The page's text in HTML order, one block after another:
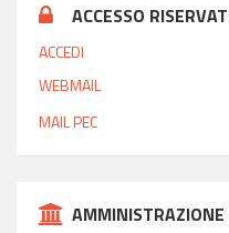
ACCESSO
ACCEDI
WEBMAIL
MAIL PEC
AMMINISTRAZIONE